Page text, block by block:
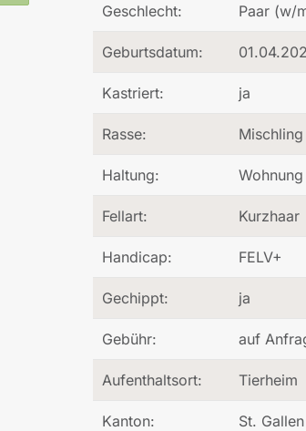
Geschlecht: Paar (w/
Geburtsdatum:
Kastriert: ja
Rasse: Mischling
Haltung: Wohnung
Fellart: Kurzhaar
Handicap: FELV+
Gechippt: ja
Gebühr: auf
Aufenthaltsort: Tierheim
Kanton: St. Gallen